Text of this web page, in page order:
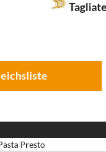
Presto